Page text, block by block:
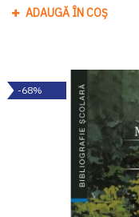
ADAUGĂ ÎN COȘ
-68%